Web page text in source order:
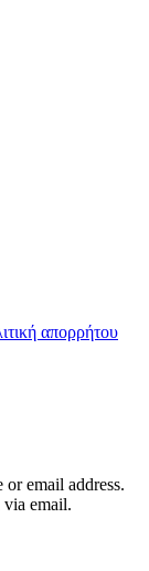
απορρήτου
or email address.
email.